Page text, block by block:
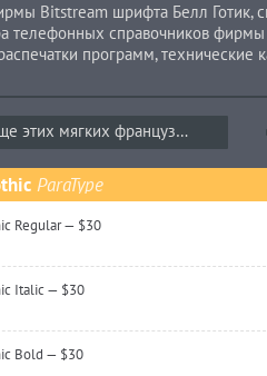
Bitstream шрифта Белл Готик,
телефонных справочников
программ,
и легкочитаемый шрифт Белл
рекламы.Кириллическая версия
Изабелла Чаева). Наклонные
Съешь еще этих мягких французских...
ParaType
Regular — $30
Italic — $30
Bold — $30